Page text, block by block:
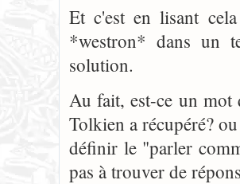
Et c'est en lisant
*westron* dans un
solution.
Au fait, est-ce un mot
Tolkien a récupéré?
définir le "parler
pas à trouver de